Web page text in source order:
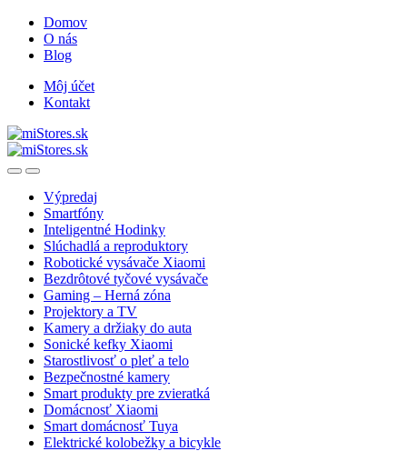
Skip
navigation
Skip
content
Domov
O nás
Blog
Môj účet
Kontakt
OpenClose
Výpredaj
Smartfóny
Inteligentné Hodinky
Slúchadlá a reproduktory
Robotické vysávače Xiaomi
Bezdrôtové tyčové vysávače
Gaming – Herná zóna
Projektory a TV
Kamery a držiaky do auta
Sonické kefky Xiaomi
Starostlivosť o pleť a telo
Bezpečnostné kamery
Smart produkty pre zvieratká
Domácnosť Xiaomi
Smart domácnosť Tuya
Elektrické kolobežky a bicykle